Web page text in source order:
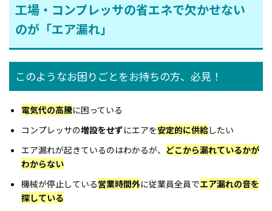
工場・コンプレッサの省エネで欠かせない
のが「エア漏れ」
このようなお困りごとをお持ちの方、必見！
電気代の高騰に困っている
コンプレッサの増設をせずにエアを安定的に供給したい
エア漏れが起きているのはわかるが、 どこから漏れているかが
わからない
機械が停止している営業時間外に従業員全員でエア漏れの音を
探している